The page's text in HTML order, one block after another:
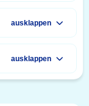
ausklappen
ausklappen